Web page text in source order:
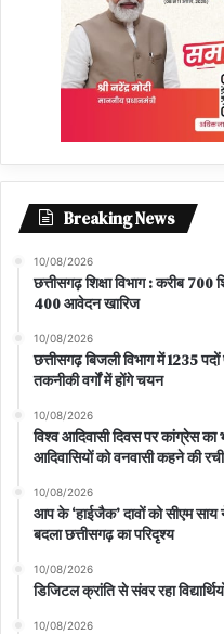
Breaking News
10/08/2026
छत्तीसगढ़ शिक्षा विभाग : करीब 700
400 आवेदन खारिज
10/08/2026
छत्तीसगढ़ बिजली विभाग में 1235 पदों
तकनीकी वर्गों में होंगे चयन
10/08/2026
विश्व आदिवासी दिवस पर कांग्रेस
आदिवासियों को वनवासी कहने की
10/08/2026
आप के ‘हाईजैक’ दावों को सीएम
बदला छत्तीसगढ़ का परिदृश्य
10/08/2026
डिजिटल क्रांति से संवर रहा
10/08/2026